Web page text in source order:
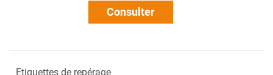
Consulter
Etiquettes de repérage